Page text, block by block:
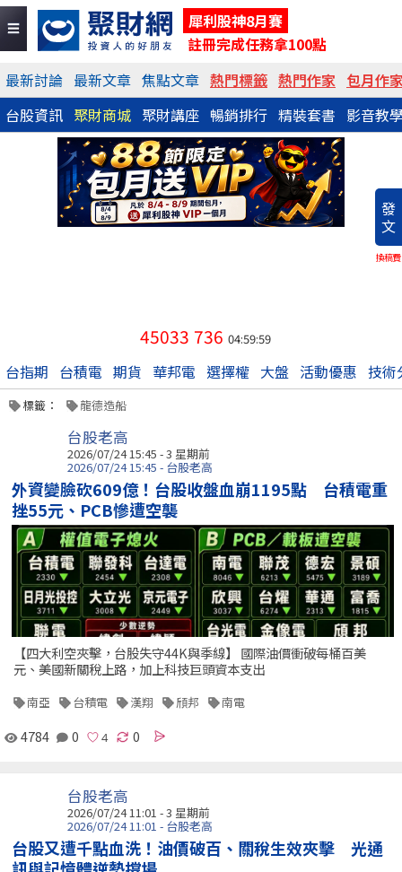
犀利股神8月賽
註冊完成任務拿100點
最新討論 最新文章 焦點文章 熱門標籤 熱門作家 包月作
台股資訊 聚財商城 聚財講座 暢銷排行 精裝套書 影音教
發
文
換稿費
45033 736 04:59:59
台指期 台積電 期貨 華邦電 選擇權 大盤 活動優惠 技術
標籤： 龍德造船
台股老高
2026/07/24 15:45 - 3 星期前
2026/07/24 15:45 - 台股老高
外資變臉砍609億！台股收盤血崩1195點 台積電重
挫55元、PCB慘遭空襲
【四大利空夾擊，台股失守44K與季線】 國際油價衝破每桶百美
元、美國新關稅上路，加上科技巨頭資本支出
南亞 台積電 漢翔 頎邦 南電
4784 0 0
台股老高
2026/07/24 11:01 - 3 星期前
2026/07/24 11:01 - 台股老高
台股又遭千點血洗！油價破百、關稅生效夾擊 光通